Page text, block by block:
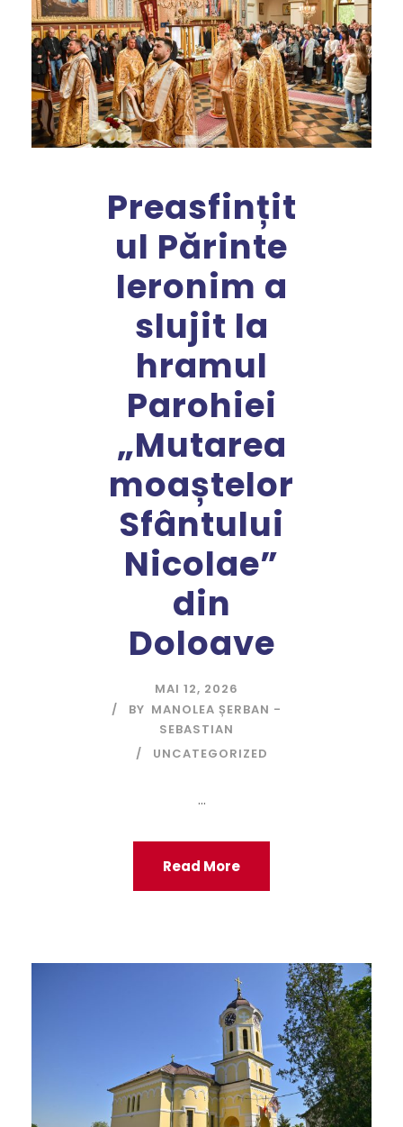
Preasfințit
ul Părinte
Ieronim a
slujit la
hramul
Parohiei
„Mutarea
moaștelor
Sfântului
Nicolae”
din
Doloave
MAI 12, 2026
BY MANOLEA ȘERBAN -
SEBASTIAN
UNCATEGORIZED
...
Read More